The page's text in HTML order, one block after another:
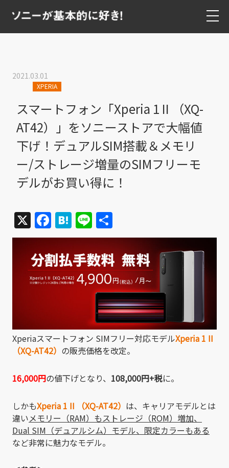
2021.03.01
XPERIA
スマートフォン「Xperia 1 II （XQ-
AT42）」をソニーストアで大幅値
下げ！デュアルSIM搭載＆メモリ
ー/ストレージ増量のSIMフリーモ
デルがお買い得に！
X Facebook
Hatena
Line
有
Xperiaスマートフォン SIMフリー対応モデルXperia 1 II
（XQ-AT42） の販売価格を改定。
16,000円の値下げとなり、 108,000円+税に。
しかもXperia 1 II （XQ-AT42） は、キャリアモデルとは
違いメモリー（RAM）もストレージ（ROM）増加、
Dual SIM（デュアルシム）モデル、限定カラーもある
など非常に魅力なモデル。